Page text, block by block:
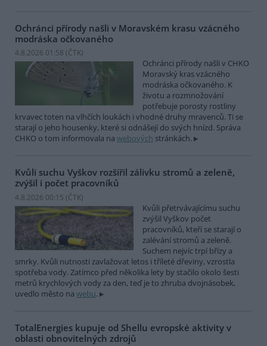
Ochránci přírody našli v Moravském krasu vzácného
modráska očkovaného
4.8.2026 01:58 (ČTK)
Ochránci přírody našli v CHKO
Moravský kras vzácného
modráska očkovaného. K
životu a rozmnožování
potřebuje porosty rostliny
krvavec toten na vlhčích loukách i vhodné druhy mravenců. Ti se
starají o jeho housenky, které si odnášejí do svých hnízd. Správa
CHKO o tom informovala na webových stránkách.
Kvůli suchu Vyškov rozšířil zálivku stromů a zeleně,
zvýšil i počet pracovníků
4.8.2026 00:15 (ČTK)
Kvůli přetrvávajícímu suchu
zvýšil Vyškov počet
pracovníků, kteří se starají o
zalévání stromů a zeleně.
Suchem nejvíc trpí břízy a
smrky. Kvůli nutnosti zavlažovat letos i tříleté dřeviny, vzrostla
spotřeba vody. Zatímco před několika lety by stačilo okolo šesti
metrů krychlových vody za den, teď je to zhruba dvojnásobek,
uvedlo město na webu.
TotalEnergies kupuje od Shellu evropské aktivity v
oblasti obnovitelných zdrojů